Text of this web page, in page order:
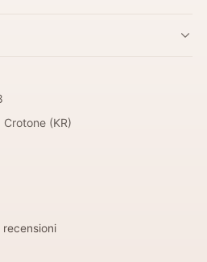
Crotone (KR)
recensioni